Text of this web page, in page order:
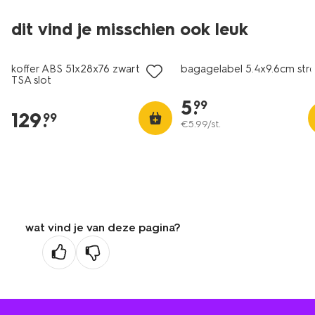
dit vind je misschien ook leuk
koffer ABS 51x28x76 zwart met
TSA slot
129.
99
bagagelabel 5.4x9.6cm
5.
99
€5.99/st.
wat vind je van deze pagina?